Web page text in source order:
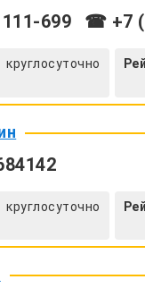
699 ☎ +7
круглосуточно
круглосуточно